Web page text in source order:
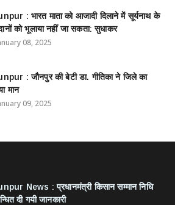
: ​भारत माता को आजादी दिलाने में सूर्यनाथ के
को भूलाया नहीं जा सकता: सुधाकर
08, 2025
: ​जौनपुर की बेटी डा. गीतिका ने जिले का
मान
09, 2025
News : ​प्रधानमंत्री किसान सम्मान निधि
दी गयी जानकारी